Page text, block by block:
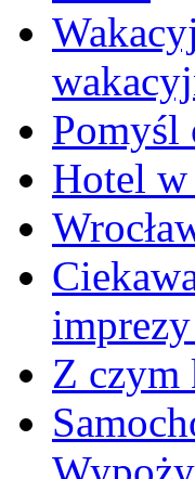
Pomyśl
Hotel
Z czym